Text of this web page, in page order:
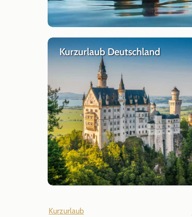
Kurzurlaub Deutschland
Kurzurlaub